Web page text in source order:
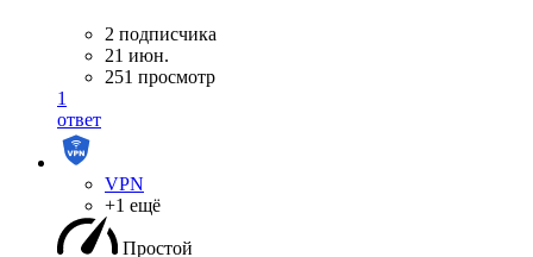
2 подписчика
21 июн.
251 просмотр
1
ответ
VPN
+1 ещё
Простой